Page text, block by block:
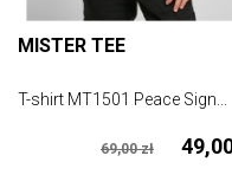
MISTER TEE
T-shirt MT1501 Peace Sign...
69,00 zł